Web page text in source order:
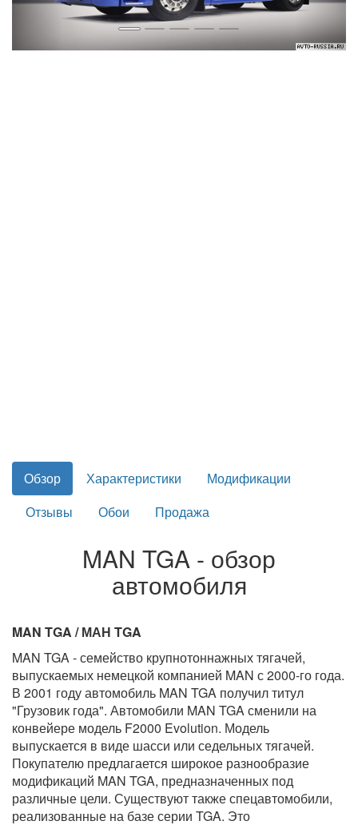
Обзор Характеристики
Модификации
Отзывы
Обои Продажа
MAN TGA - обзор
автомобиля
MAN TGA / МАН TGA
MAN TGA - семейство крупнотоннажных тягачей,
выпускаемых немецкой компанией MAN с 2000-го года.
В 2001 году автомобиль MAN TGA получил титул
"Грузовик года". Автомобили MAN TGA сменили на
конвейере модель F2000 Evolution. Модель
выпускается в виде шасси или седельных тягачей.
Покупателю предлагается широкое разнообразие
модификаций MAN TGA, предназначенных под
различные цели. Существуют также спецавтомобили,
реализованные на базе серии TGA. Это